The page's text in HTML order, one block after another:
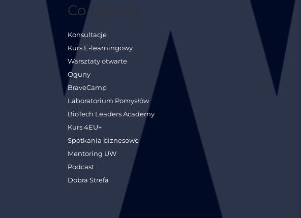
Co robimy
Konsultacje
Kurs E-learningowy
Warsztaty otwarte
Oguny
BraveCamp
Laboratorium Pomysłów
BioTech Leaders Academy
Kurs 4EU+
Spotkania biznesowe
Mentoring UW
Podcast
Dobra Strefa